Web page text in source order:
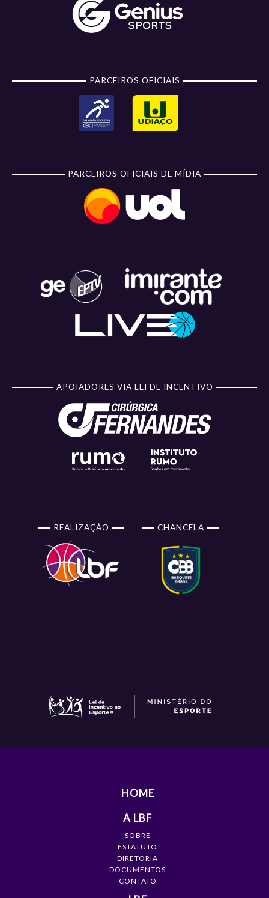
PARCEIROS OFICIAIS
PARCEIROS OFICIAIS DE MÍDIA
APOIADORES VIA LEI DE INCENTIVO
REALIZAÇÃO CHANCELA
HOME
A LBF
SOBRE
ESTATUTO
DIRETORIA
DOCUMENTOS
CONTATO